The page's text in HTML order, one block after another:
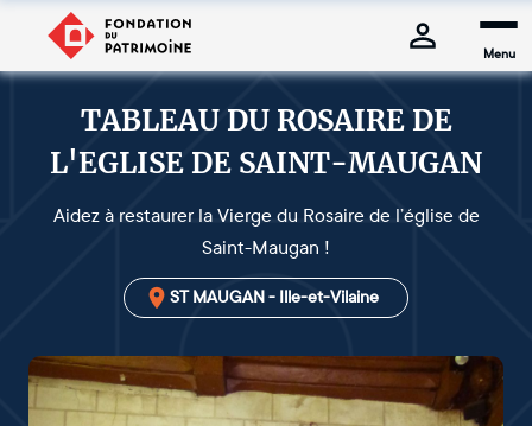
Menu
TABLEAU DU ROSAIRE DE
L'EGLISE DE SAINT-MAUGAN
Aidez à restaurer la Vierge du Rosaire de l’église de
Saint-Maugan !
ST MAUGAN - Ille-et-Vilaine